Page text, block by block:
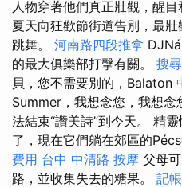
人物穿著他們真正壯觀，醒目
夏天向狂歡節街道告別，最
跳舞。 河南路四段推拿
的最大俱樂部打擊有關。 搜
貝，您不需要別的，Balaton
Summer，我想念您，我想
法結束“讚美詩”到今天。 精
了，現在它們躺在郊區的Pécs
費用 台中 中清路 按摩 父母
路，並收集失去的糖果。 記